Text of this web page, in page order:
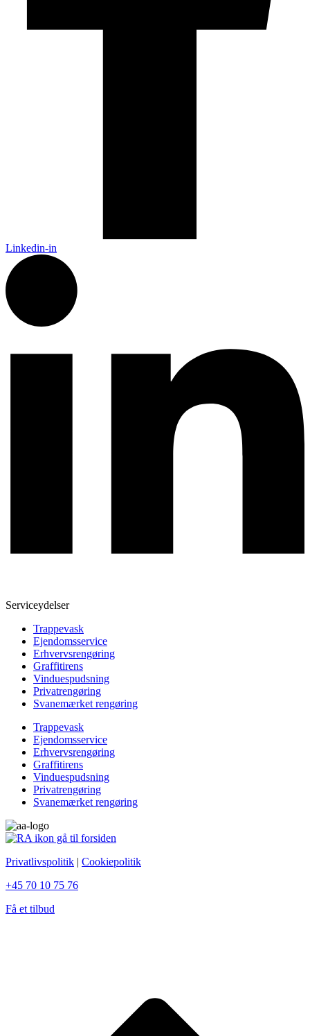
Linkedin-in
Serviceydelser
Trappevask
Ejendomsservice
Erhvervsrengøring
Graffitirens
Vinduespudsning
Privatrengøring
Svanemærket rengøring
Trappevask
Ejendomsservice
Erhvervsrengøring
Graffitirens
Vinduespudsning
Privatrengøring
Svanemærket rengøring
Privatlivspolitik | Cookiepolitik
+45 70 10 75 76
Få et tilbud